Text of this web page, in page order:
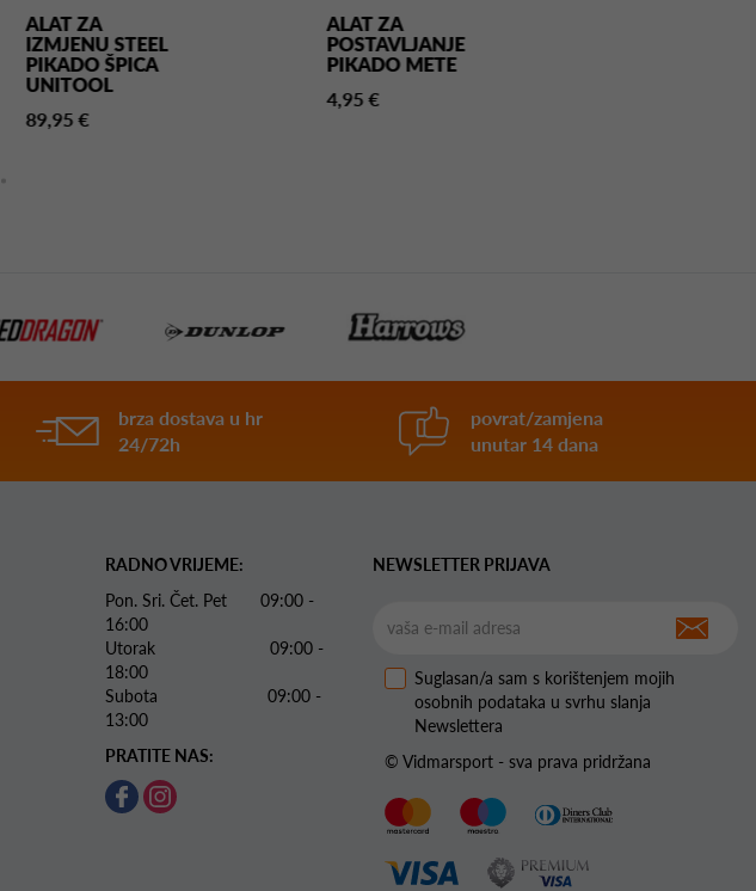
ALAT ZA
IZMJENU STEEL
PIKADO ŠPICA
UNITOOL
89,95 €
ALAT ZA
POSTAVLJANJE
PIKADO METE
4,95 €
brza dostava u hr
24/72h
povrat/zamjena
unutar 14 dana
RADNO VRIJEME:
Pon. Sri. Čet. Pet 09:00 -
16:00
Utorak 09:00 -
18:00
Subota 09:00 -
13:00
PRATITE NAS:
NEWSLETTER PRIJAVA
Suglasan/a sam s korištenjem mojih
osobnih podataka u svrhu slanja
Newslettera
© Vidmarsport - sva prava pridržana